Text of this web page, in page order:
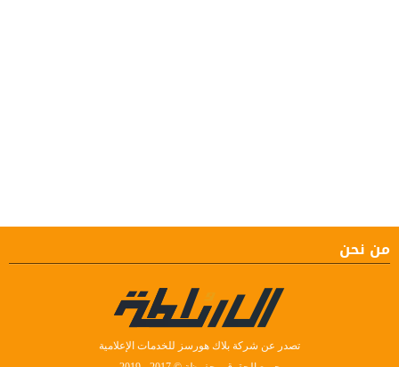
من نحن
تصدر عن شركة بلاك هورسز للخدمات الإعلامية